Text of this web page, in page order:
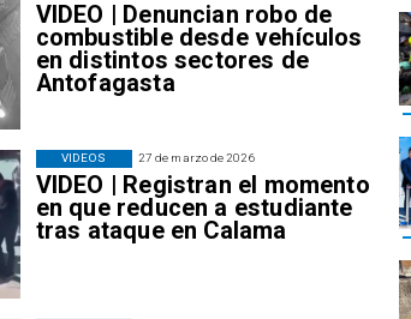
VIDEO | Denuncian robo de
combustible desde vehículos
en distintos sectores de
Antofagasta
27 de marzo de 2026
VIDEO | Registran el momento
en que reducen a estudiante
tras ataque en Calama
VIDEOS